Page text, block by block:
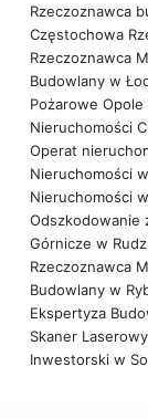
Rzeczoznawca
Częstochowa
Rzeczoznawca
Budowlany w
Pożarowe Opole
Nieruchomości
Operat
Nieruchomości
Nieruchomości
Odszkodowanie
Górnicze w
Rzeczoznawca
Budowlany w
Ekspertyza
Skaner
Inwestorski w